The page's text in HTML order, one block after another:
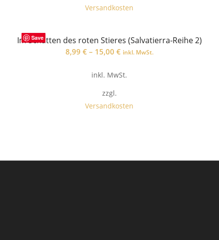
Versandkosten
Save
Im Schatten des roten Stieres (Salvatierra-Reihe 2)
8,99 €– 15,00 € inkl. MwSt.
inkl. MwSt.
zzgl.
Versandkosten